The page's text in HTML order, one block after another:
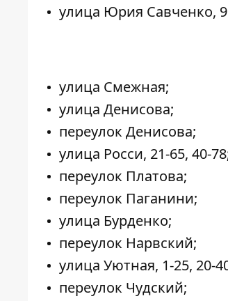
улица Юрия Савченко,
улица Смежная;
улица Денисова;
переулок Денисова;
улица Росси, 21-65, 40-
переулок Платова;
переулок Паганини;
улица Бурденко;
переулок Нарвский;
улица Уютная, 1-25, 20-
переулок Чудский;